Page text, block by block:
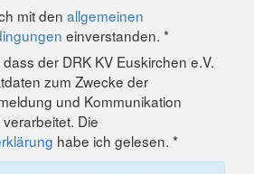
mit den allgemeinen
einverstanden. *
der DRK KV Euskirchen e.V.
zum Zwecke der
und Kommunikation
Die
habe ich gelesen. *